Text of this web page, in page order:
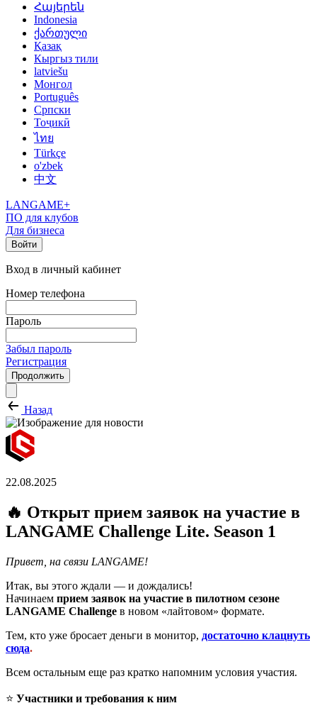
Հայերեն
Indonesia
ქართული
Қазақ
Кыргыз тили
latviešu
Монгол
Português
Српски
Тоҷикӣ
ไทย
Türkçe
o'zbek
中文
LANGAME+
ПО для клубов
Для бизнеса
Войти
Вход в личный кабинет
Номер телефона
Пароль
Забыл пароль
Регистрация
Продолжить
Назад
22.08.2025
🔥 Открыт прием заявок на участие в
LANGAME Challenge Lite. Season 1
Привет, на связи LANGAME!
Итак, вы этого ждали — и дождались!
Начинаем прием заявок на участие в пилотном сезоне
LANGAME Challenge в новом «лайтовом» формате.
Тем, кто уже бросает деньги в монитор, достаточно клацнуть
сюда.
Всем остальным еще раз кратко напомним условия участия.
⭐️ Участники и требования к ним